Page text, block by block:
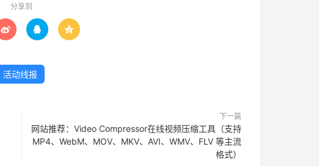
分享到
  
活动线报
下一篇
网站推荐：Video Compressor在线视频压缩工具（支持
MP4、WebM、MOV、MKV、AVI、WMV、FLV 等主流
格式）